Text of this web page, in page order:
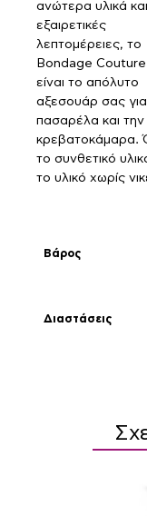
ανώτερα υλικά
εξαιρετικές
λεπτομέρειες, το
Bondage Couture
είναι το απόλυτο
αξεσουάρ σας
πασαρέλα και την
κρεβατοκάμαρα.
το συνθετικό
το υλικό χωρίς
Βάρος
Διαστάσεις